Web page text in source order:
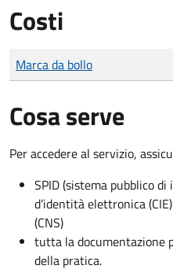
Costi
Tipo di pagamento
Importo
Marca da bollo
Cosa serve
Per accedere al servizio,
SPID (sistema pubblico
d’identità elettronica
(CNS)
tutta la documentazione
della pratica.